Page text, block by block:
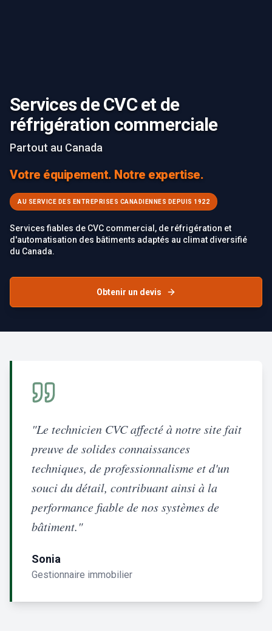
Services de CVC et de
réfrigération commerciale
Partout au Canada
Votre équipement. Notre expertise.
AU SERVICE DES ENTREPRISES CANADIENNES DEPUIS 1922
Services fiables de CVC commercial, de réfrigération et
d'automatisation des bâtiments adaptés au climat diversifié
du Canada.
Obtenir un devis
"Le technicien CVC affecté à notre site fait
preuve de solides connaissances
techniques, de professionnalisme et d'un
souci du détail, contribuant ainsi à la
performance fiable de nos systèmes de
bâtiment."
Sonia
Gestionnaire immobilier